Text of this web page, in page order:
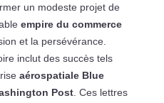
un modeste projet de
empire du commerce
et la persévérance.
inclut des succès tels
aérospatiale Blue
Post. Ces lettres